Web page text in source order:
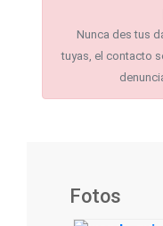
Nunca des tus
tuyas, el contacto
Fotos